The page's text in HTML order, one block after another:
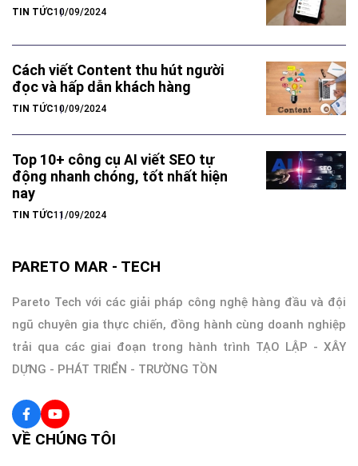
TIN TỨC10/09/2024
Cách viết Content thu hút người
đọc và hấp dẫn khách hàng
TIN TỨC10/09/2024
Top 10+ công cụ AI viết SEO tự
động nhanh chóng, tốt nhất hiện
nay
TIN TỨC11/09/2024
PARETO MAR - TECH
Pareto Tech với các giải pháp công nghệ hàng đầu và đội
ngũ chuyên gia thực chiến, đồng hành cùng doanh nghiệp
trải qua các giai đoạn trong hành trình TẠO LẬP - XÂY
DỰNG - PHÁT TRIỂN - TRƯỜNG TỒN
VỀ CHÚNG TÔI